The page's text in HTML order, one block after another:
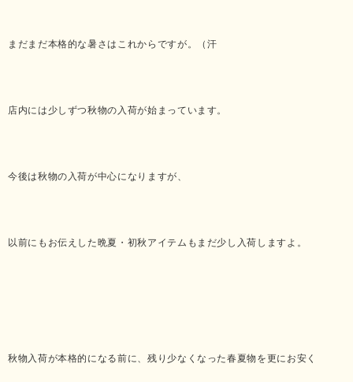
まだまだ本格的な暑さはこれからですが。（汗
店内には少しずつ秋物の入荷が始まっています。
今後は秋物の入荷が中心になりますが、
以前にもお伝えした晩夏・初秋アイテムもまだ少し入荷しますよ。
秋物入荷が本格的になる前に、残り少なくなった春夏物を更にお安く